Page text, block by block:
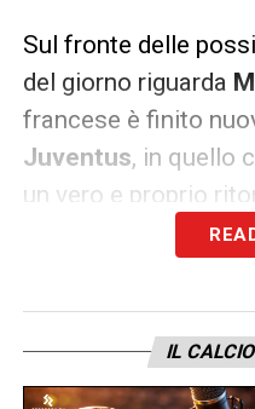
Sul fronte delle
del giorno riguarda
francese è finito
Juventus, in quello
un vero e proprio
I bianconeri, infatti,
Michele Di Gregorio
dirigenza sta
IL